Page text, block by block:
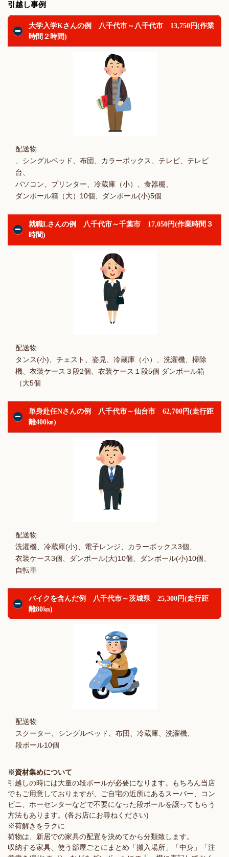
引越し事例
大学入学Kさんの例 八千代市～八千代市 13,750円(作業
時間２時間)
配送物
、シングルベッド、布団、カラーボックス、テレビ、テレビ
台、
パソコン、プリンター、冷蔵庫（小）、食器棚、
ダンボール箱（大）10個、ダンボール(小)5個
就職Lさんの例 八千代市～千葉市 17,050円(作業時間３
時間)
配送物
タンス(小)、チェスト、姿見、冷蔵庫（小）、洗濯機、掃除
機、衣装ケース３段2個、衣装ケース１段5個 ダンボール箱
（大5個
単身赴任Nさんの例 八千代市～仙台市 62,700円(走行距
離400㎞)
配送物
洗濯機、冷蔵庫(小)、電子レンジ、カラーボックス3個、
衣装ケース3個、ダンボール(大)10個、ダンボール(小)10個、
自転車
バイクを含んだ例 八千代市～茨城県 25,300円(走行距
離80㎞)
配送物
スクーター、シングルベッド、布団、冷蔵庫、洗濯機、
段ボール10個
※資材集めについて
引越しの時には大量の段ボールが必要になります。もちろん当店
でもご用意しておりますが、ご自宅の近所にあるスーパー、コン
ビニ、ホーセンターなどで不要になった段ボールを譲ってもらう
方法もあります。(各お店にお尋ねください)
※荷解きをラクに
荷物は、新居での家具の配置を決めてから分類致します。
収納する家具、使う部屋ごとにまとめ「搬入場所」「中身」「注